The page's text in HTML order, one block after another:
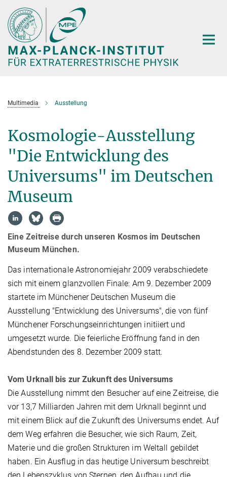
Hauptinhalt
Multimedia Ausstellung
Kosmologie-Ausstellung
"Die Entwicklung des
Universums" im Deutschen
Museum
Eine Zeitreise durch unseren Kosmos im Deutschen
Museum München.
Das internationale Astronomiejahr 2009 verabschiedete
sich mit einem glanzvollen Finale: Am 9. Dezember 2009
startete im Münchener Deutschen Museum die
Ausstellung "Entwicklung des Universums", die von fünf
Münchener Forschungseinrichtungen initiiert und
umgesetzt wurde. Die feierliche Eröffnung fand in den
Abendstunden des 8. Dezember 2009 statt.
Vom Urknall bis zur Zukunft des Universums
Die Ausstellung nimmt den Besucher auf eine Zeitreise, die
vor 13,7 Milliarden Jahren mit dem Urknall beginnt und
mit einem Blick auf die Zukunft des Universums endet. Auf
dem Weg erfahren die Besucher, wie sich Raum, Zeit,
Materie und die großen Strukturen im Weltall gebildet
haben. Ein Ausflug in das heutige Universum beschreibt